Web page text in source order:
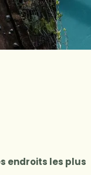
endroits les plus